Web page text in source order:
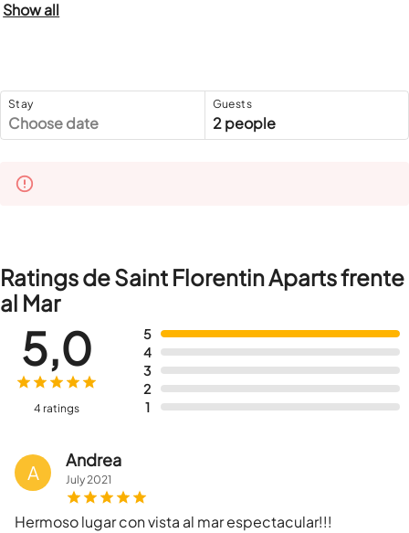
Show all
Stay
Choose date
Guests
2 people
Ratings de Saint Florentin Aparts frente
al Mar
5
4
3
2
1
5,0
4 ratings
A
Andrea
July2021
Hermoso lugar con vista al mar espectacular!!!